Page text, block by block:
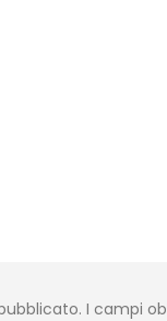
I campi